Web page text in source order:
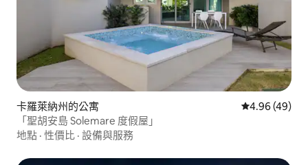
卡羅萊納州的公寓 從 49 則評價
4.96 (49)
「聖胡安島 Solemare 度假屋」
地點 · 性價比 · 設備與服務